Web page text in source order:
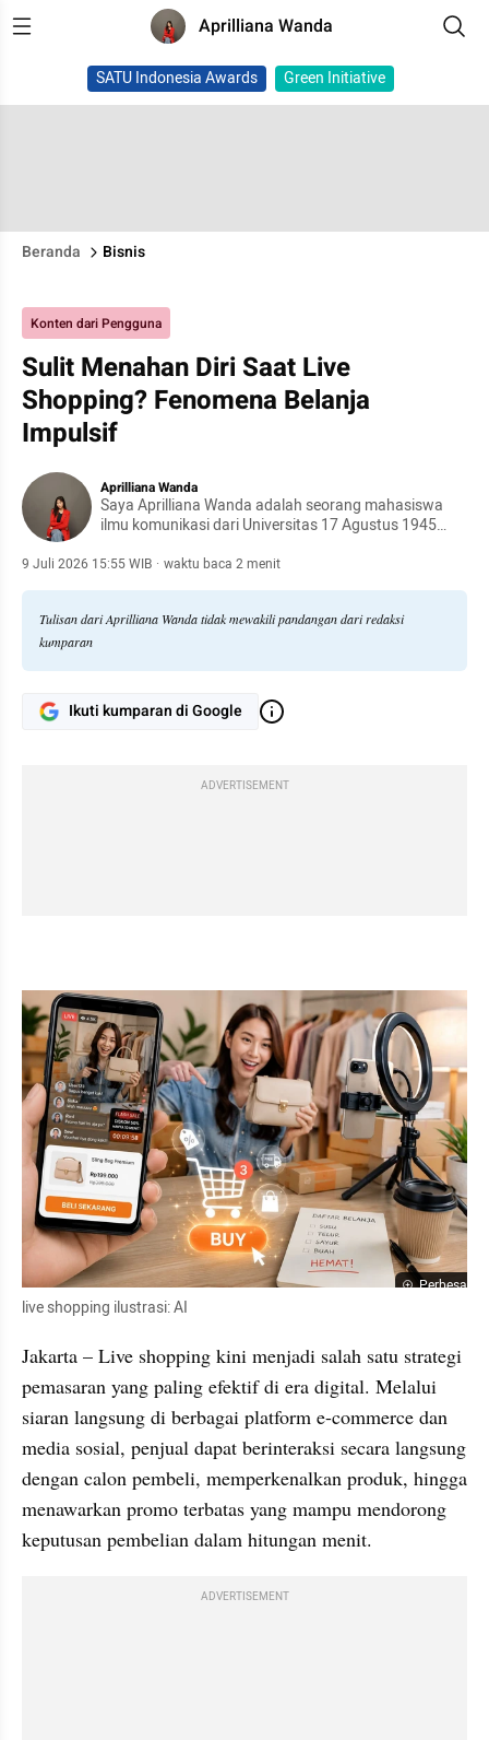
Aprilliana Wanda
SATU Indonesia Awards Green Initiative
Beranda Bisnis
Konten dari Pengguna
Sulit Menahan Diri Saat Live
Shopping? Fenomena Belanja
Impulsif
Aprilliana Wanda
Saya Aprilliana Wanda adalah seorang mahasiswa
ilmu komunikasi dari Universitas 17 Agustus 1945
Ketua UKM E-Sport dan juga Wakil Ketua Himpunan
9 Juli 2026 15:55 WIB · waktu baca 2 menit
Tulisan dari Aprilliana Wanda tidak mewakili pandangan dari redaksi
kumparan
Ikuti kumparan di Google
ADVERTISEMENT
Perbesar
live shopping ilustrasi: AI
Jakarta – Live shopping kini menjadi salah satu strategi
pemasaran yang paling efektif di era digital. Melalui
siaran langsung di berbagai platform e-commerce dan
media sosial, penjual dapat berinteraksi secara langsung
dengan calon pembeli, memperkenalkan produk, hingga
menawarkan promo terbatas yang mampu mendorong
keputusan pembelian dalam hitungan menit.
ADVERTISEMENT